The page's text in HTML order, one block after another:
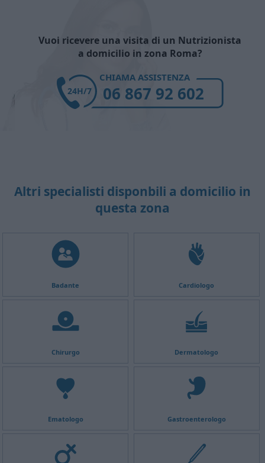
Vuoi ricevere una visita di un Nutrizionista
a domicilio in zona Roma?
CHIAMA ASSISTENZA
06 867 92 602
24H/7
Altri specialisti disponbili a domicilio in
questa zona
Badante Cardiologo
Chirurgo Dermatologo
Ematologo Gastroenterologo